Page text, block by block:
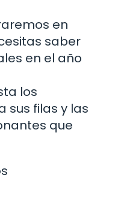
en
saber
en el año
los
sus filas y las
que